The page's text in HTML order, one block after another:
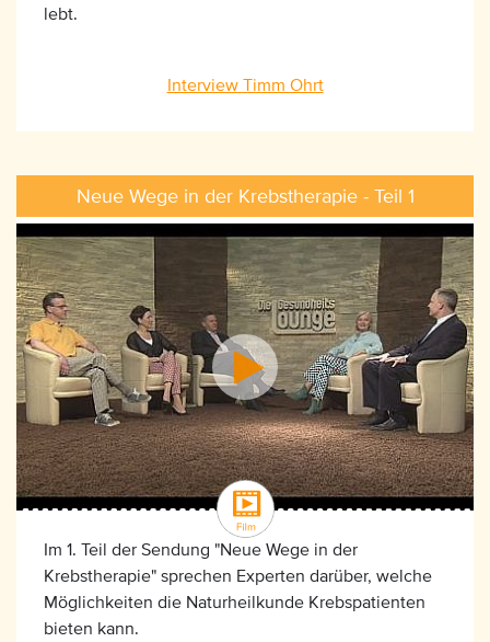
lebt.
Interview Timm Ohrt
Neue Wege in der Krebstherapie - Teil 1
Im 1. Teil der Sendung "Neue Wege in der
Krebstherapie" sprechen Experten darüber, welche
Möglichkeiten die Naturheilkunde Krebspatienten
bieten kann.